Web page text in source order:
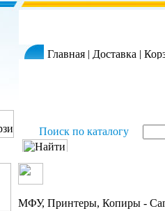
Главная | Доставка |
Поиск по каталогу
МФУ, Принтеры, Копиры -